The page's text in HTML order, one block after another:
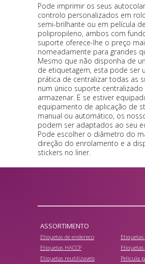
Pode imprimir os seus
controlo personalizados em
semi-brilhante ou em película de
polipropileno, ambos com
suporte oferece-lhe o preço
nomeadamente para grandes
Mesmo que não disponha de
de etiquetagem, esta pode ser
prática de centralizar todas as
num único suporte centralizado
armazenar. E se estiver
equipamento de aplicação de
manual ou automático, os
podem ser adaptados ao seu
Pode escolher o diâmetro do
direção do enrolamento e a
stickers no liner.
ASSORTIMENTO
Etiquetas de endereco
Etiquetas HACCP
Etiquetas reutilizaveis
Etiquetas
Pelicula